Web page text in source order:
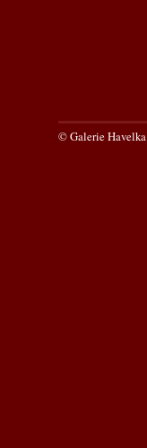
© Galerie Havelka